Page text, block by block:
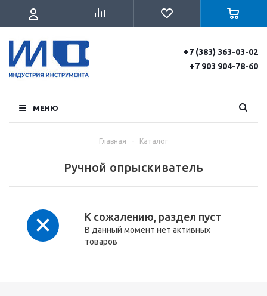
+7 (383) 363-03-02
+7 903 904-78-60
МЕНЮ
Главная - Каталог
Ручной опрыскиватель
К сожалению, раздел пуст
В данный момент нет активных
товаров